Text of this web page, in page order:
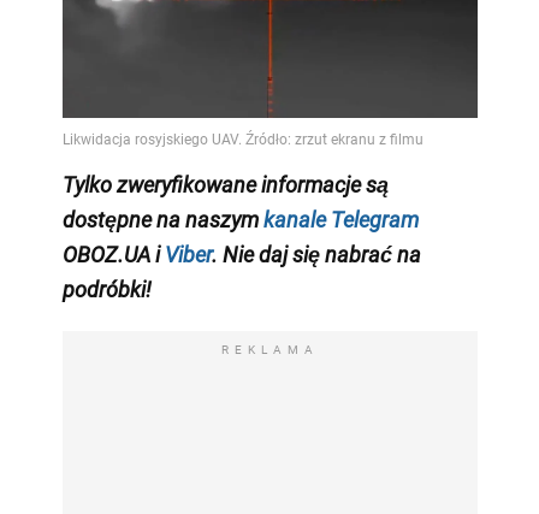
Tylko zweryfikowane informacje są
dostępne na naszymkanale Telegram
OBOZ.UA iViber. Nie daj się nabrać na
podróbki!
REKLAMA